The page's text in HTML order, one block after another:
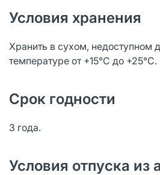
Условия хранения
Хранить в сухом, недоступном
температуре от +15°С до +25°С.
Срок годности
3 года.
Условия отпуска из